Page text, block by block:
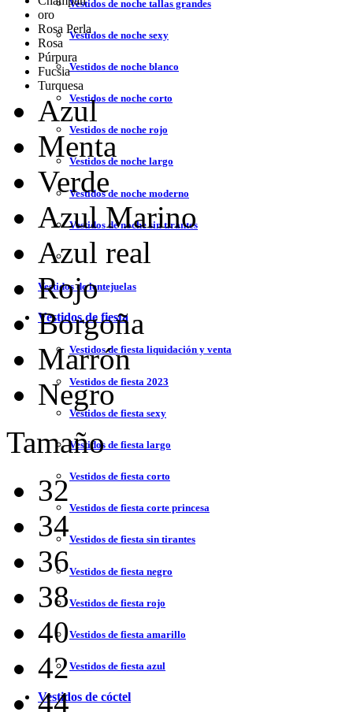
Vestidos de noche tallas grandes
Vestidos de noche sexy
Vestidos de noche blanco
Vestidos de noche corto
Vestidos de noche rojo
Vestidos de noche largo
Vestidos de noche moderno
Vestidos de noche sin tirantes
Vestidos de lentejuelas
Vestidos de fiesta
Vestidos de fiesta liquidación y venta
Vestidos de fiesta 2023
Vestidos de fiesta sexy
Vestidos de fiesta largo
Vestidos de fiesta corto
Vestidos de fiesta corte princesa
Vestidos de fiesta sin tirantes
Vestidos de fiesta negro
Vestidos de fiesta rojo
Vestidos de fiesta amarillo
Vestidos de fiesta azul
Vestidos de cóctel
oro
Rosa Perla
Rosa
Púrpura
Fucsia
Turquesa
Azul
Menta
Verde
Azul Marino
Azul real
Rojo
Borgoña
Marrón
Negro
Tamaño
32
34
36
38
40
42
44